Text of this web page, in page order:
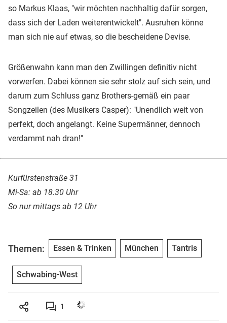
so Markus Klaas, "wir möchten nachhaltig dafür sorgen,
dass sich der Laden weiterentwickelt". Ausruhen könne
man sich nie auf etwas, so die bescheidene Devise.
Größenwahn kann man den Zwillingen definitiv nicht
vorwerfen. Dabei können sie sehr stolz auf sich sein, und
darum zum Schluss ganz Brothers-gemäß ein paar
Songzeilen (des Musikers Casper): "Unendlich weit von
perfekt, doch angelangt. Keine Supermänner, dennoch
verdammt nah dran!"
Kurfürstenstraße 31
Mi-Sa: ab 18.30 Uhr
So nur mittags ab 12 Uhr
Themen: Essen & Trinken München Tantris
Schwabing-West
1